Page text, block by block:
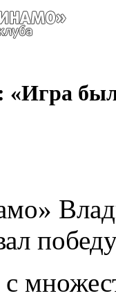
«Игра